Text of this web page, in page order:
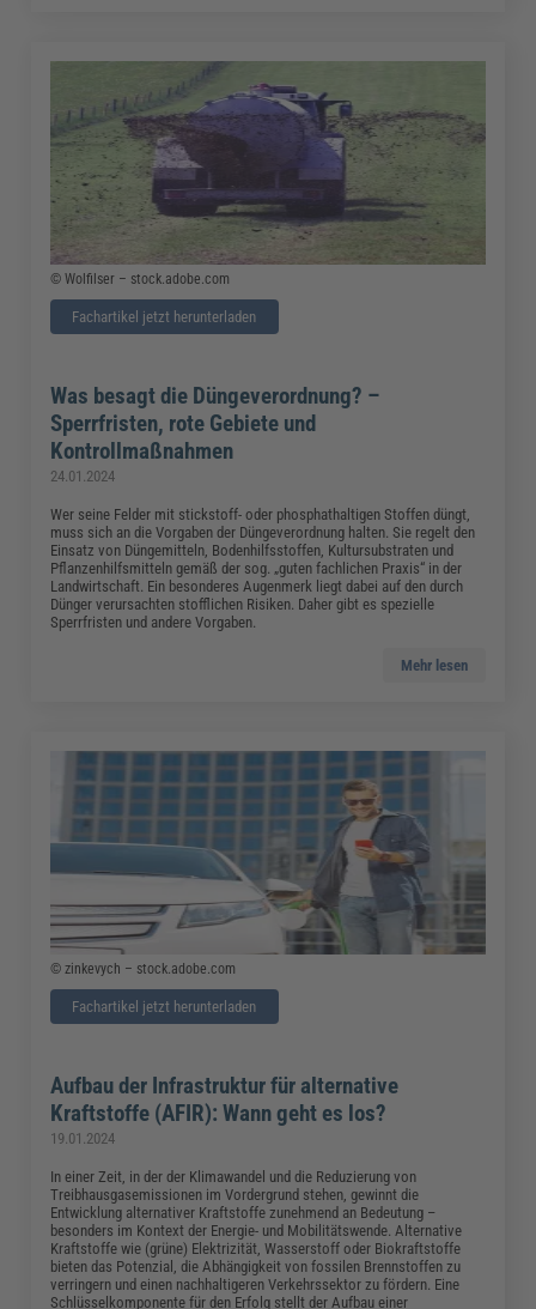
© Wolfilser – stock.adobe.com
Fachartikel jetzt herunterladen
Was besagt die Düngeverordnung? –
Sperrfristen, rote Gebiete und
Kontrollmaßnahmen
24.01.2024
Wer seine Felder mit stickstoff- oder phosphathaltigen Stoffen düngt,
muss sich an die Vorgaben der Düngeverordnung halten. Sie regelt den
Einsatz von Düngemitteln, Bodenhilfsstoffen, Kultursubstraten und
Pflanzenhilfsmitteln gemäß der sog. „guten fachlichen Praxis“ in der
Landwirtschaft. Ein besonderes Augenmerk liegt dabei auf den durch
Dünger verursachten stofflichen Risiken. Daher gibt es spezielle
Sperrfristen und andere Vorgaben.
Mehr lesen
© zinkevych – stock.adobe.com
Fachartikel jetzt herunterladen
Aufbau der Infrastruktur für alternative
Kraftstoffe (AFIR): Wann geht es los?
19.01.2024
In einer Zeit, in der der Klimawandel und die Reduzierung von
Treibhausgasemissionen im Vordergrund stehen, gewinnt die
Entwicklung alternativer Kraftstoffe zunehmend an Bedeutung –
besonders im Kontext der Energie- und Mobilitätswende. Alternative
Kraftstoffe wie (grüne) Elektrizität, Wasserstoff oder Biokraftstoffe
bieten das Potenzial, die Abhängigkeit von fossilen Brennstoffen zu
verringern und einen nachhaltigeren Verkehrssektor zu fördern. Eine
Schlüsselkomponente für den Erfolg stellt der Aufbau einer